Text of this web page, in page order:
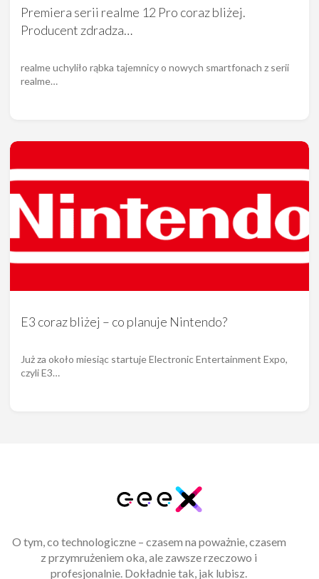
Premiera serii realme 12 Pro coraz bliżej.
Producent zdradza…
realme uchyliło rąbka tajemnicy o nowych smartfonach z serii
realme…
E3 coraz bliżej – co planuje Nintendo?
Już za około miesiąc startuje Electronic Entertainment Expo,
czyli E3…
O tym, co technologiczne – czasem na poważnie, czasem
z przymrużeniem oka, ale zawsze rzeczowo i
profesjonalnie. Dokładnie tak, jak lubisz.